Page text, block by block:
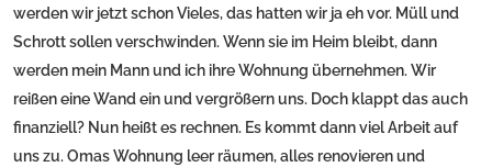
werden wir jetzt schon Vieles, das hatten wir ja eh vor. Müll und
Schrott sollen verschwinden. Wenn sie im Heim bleibt, dann
werden mein Mann und ich ihre Wohnung übernehmen. Wir
reißen eine Wand ein und vergrößern uns. Doch klappt das auch
finanziell? Nun heißt es rechnen. Es kommt dann viel Arbeit auf
uns zu. Omas Wohnung leer räumen, alles renovieren und